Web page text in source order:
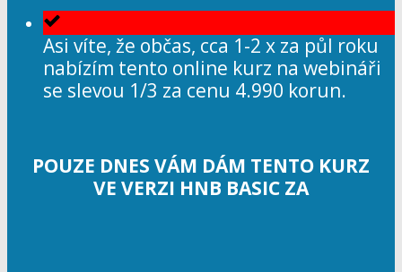
Asi víte, že občas, cca 1-2 x za půl roku
nabízím tento online kurz na webináři
se slevou 1/3 za cenu 4.990 korun.
POUZE DNES VÁM DÁM TENTO KURZ
VE VERZI HNB BASIC ZA